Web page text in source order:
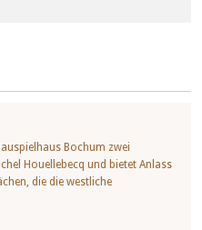
Bochum zwei
Houellebecq und bietet Anlass
die die westliche